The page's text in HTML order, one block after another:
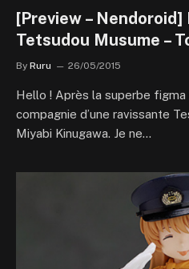
[Preview – Nendoroid]
Tetsudou Musume –
By Ruru 26/05/2015
Hello ! Après la superbe figma
compagnie d’une ravissante
Miyabi Kinugawa. Je ne…